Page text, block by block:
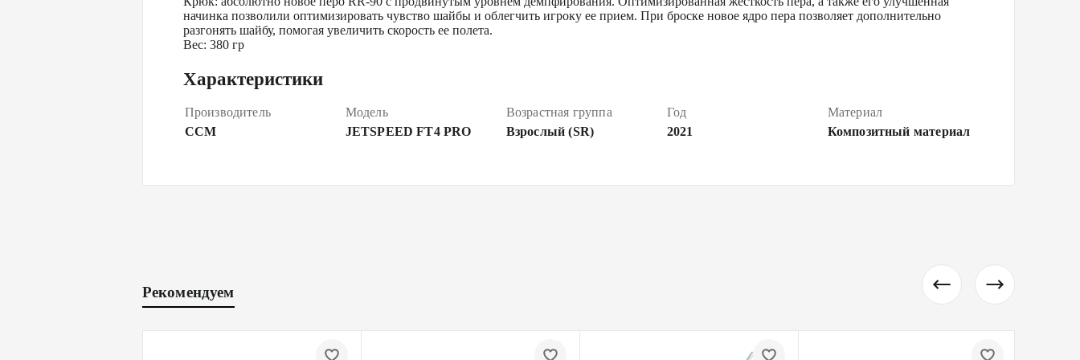
начинка позволили оптимизировать чувство шайбы и облегчить игроку ее прием. При броске новое ядро пера позволяет дополнительно
разгонять шайбу, помогая увеличить скорость ее полета.
Вес: 380 гр
Характеристики
Производитель
CCM
Модель
JETSPEED FT4 PRO
Возрастная группа
Взрослый (SR)
Год
2021
Материал
Композитный материал
Рекомендуем